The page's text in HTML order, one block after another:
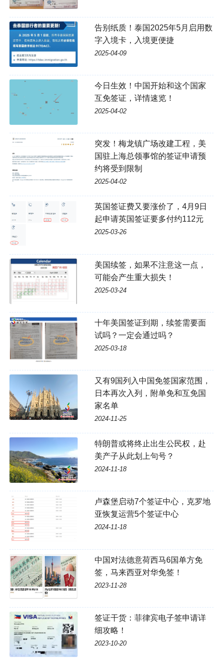
告别纸质！泰国2025年5月启用数
字入境卡，入境更便捷
2025-04-09
今日生效！中国开始和这个国家
互免签证，详情速览！
2025-04-02
突发！梅龙镇广场改建工程，美
国驻上海总领事馆的签证申请预
约将受到限制
2025-04-02
英国签证费又要涨价了，4月9日
起申请英国签证要多付约112元
2025-03-26
美国续签，如果不注意这一点，
可能会产生重大损失！
2025-03-24
十年美国签证到期，续签需要面
试吗？一定会通过吗？
2025-03-18
又有9国列入中国免签国家范围，
日本再次入列，附单免和互免国
家名单
2024-11-25
特朗普或将终止出生公民权，赴
美产子从此划上句号？
2024-11-18
卢森堡启动7个签证中心，克罗地
亚恢复运营5个签证中心
2024-11-18
中国对法德意荷西马6国单方免
签，马来西亚对华免签！
2023-11-28
签证干货：菲律宾电子签申请详
细攻略！
2023-10-20